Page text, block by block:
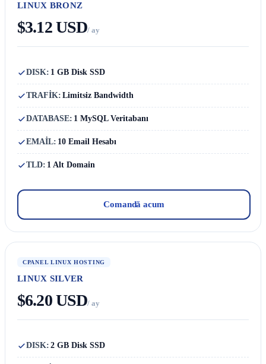
LINUX BRONZ
$3.12 USD/ ay
DISK: 1 GB Disk SSD
TRAFİK: Limitsiz Bandwidth
DATABASE: 1 MySQL Veritabanı
EMAİL: 10 Email Hesabı
TLD: 1 Alt Domain
Comandă acum
CPANEL LINUX HOSTING
LINUX SILVER
$6.20 USD/ ay
DISK: 2 GB Disk SSD